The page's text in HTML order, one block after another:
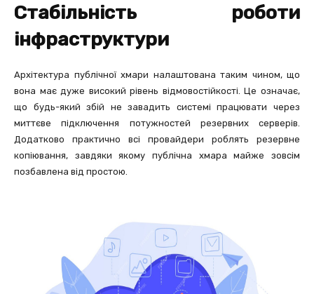
Стабільність роботи
інфраструктури
Архітектура публічної хмари налаштована таким чином, що
вона має дуже високий рівень відмовостійкості. Це означає,
що будь-який збій не завадить системі працювати через
миттєве підключення потужностей резервних серверів.
Додатково практично всі провайдери роблять резервне
копіювання, завдяки якому публічна хмара майже зовсім
позбавлена від простою.